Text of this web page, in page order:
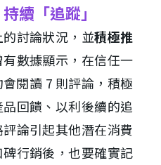
續「追蹤」
討論狀況，並積極推
有數據顯示，在信任一
閱讀 7 則評論，積極
回饋、以利後續的追
論引起其他潛在消費
行銷後，也要確實記